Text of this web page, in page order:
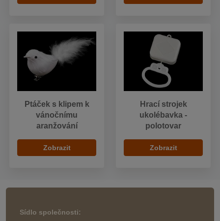
Ptáček s klipem k
vánočnímu
aranžování
Zobrazit
Hrací strojek
ukolébavka -
polotovar
Zobrazit
Sídlo společnosti: